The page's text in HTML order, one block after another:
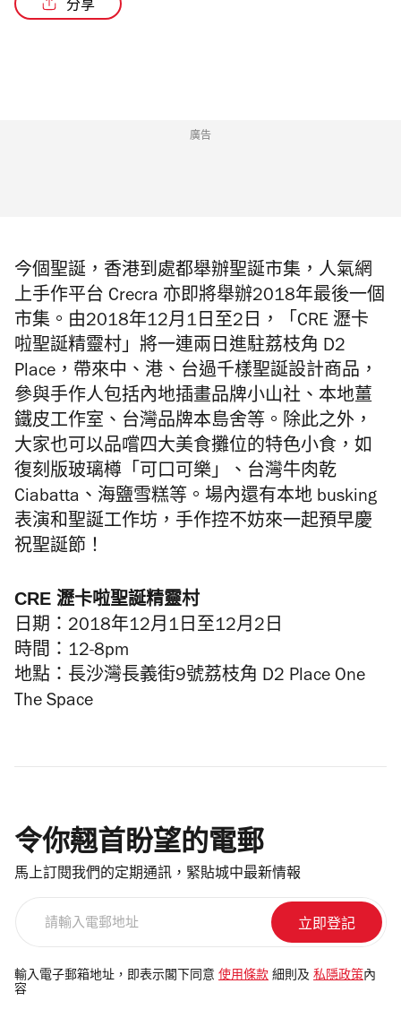
分享
廣告
今個聖誕，香港到處都舉辦聖誕市集，人氣網
上手作平台 Crecra 亦即將舉辦2018年最後一個
市集。由2018年12月1日至2日，「CRE 瀝卡
啦聖誕精靈村」將一連兩日進駐荔枝角 D2
Place，帶來中、港、台過千樣聖誕設計商品，
參與手作人包括內地插畫品牌小山社、本地薑
鐵皮工作室、台灣品牌本島舍等。除此之外，
大家也可以品嚐四大美食攤位的特色小食，如
復刻版玻璃樽「可口可樂」、台灣牛肉乾
Ciabatta、海鹽雪糕等。場內還有本地 busking
表演和聖誕工作坊，手作控不妨來一起預早慶
祝聖誕節！
CRE 瀝卡啦聖誕精靈村
日期：2018年12月1日至12月2日
時間：12-8pm
地點：長沙灣長義街9號荔枝角 D2 Place One
The Space
令你翹首盼望的電郵
馬上訂閱我們的定期通訊，緊貼城中最新情報
電
郵
輸入電子郵箱地址，即表示閣下同意 使用條款 細則及 私隱政策 內
容